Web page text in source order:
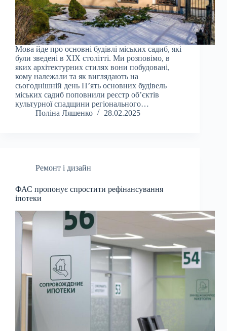
Мова йде про основні будівлі міських садиб, які
були зведені в XIX столітті. Ми розповімо, в
яких архітектурних стилях вони побудовані,
кому належали та як виглядають на
сьогоднішній день П’ять основних будівель
міських садиб поповнили реєстр об’єктів
культурної спадщини регіонального…
Поліна Ляшенко
28.02.2025
Ремонт і дизайн
ФАС пропонує спростити рефінансування
іпотеки